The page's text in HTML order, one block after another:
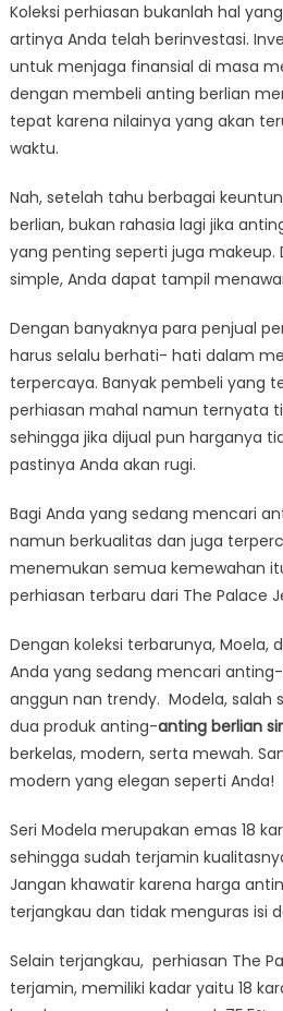
Koleksi perhiasan bukanlah hal
artinya Anda telah berinvestasi.
untuk menjaga finansial di masa
dengan membeli anting berlian
tepat karena nilainya yang akan
waktu.
Nah, setelah tahu berbagai
berlian, bukan rahasia lagi jika
yang penting seperti juga makeup.
simple, Anda dapat tampil
Dengan banyaknya para penjual
harus selalu berhati- hati dalam
terpercaya. Banyak pembeli yang
perhiasan mahal namun ternyata
sehingga jika dijual pun harganya
pastinya Anda akan rugi.
Bagi Anda yang sedang mencari
namun berkualitas dan juga
menemukan semua kemewahan
perhiasan terbaru dari The Palace
Dengan koleksi terbarunya, Moela,
Anda yang sedang mencari
anggun nan trendy. Modela, salah
dua produk anting-anting berlian
berkelas, modern, serta mewah.
modern yang elegan seperti Anda!
Seri Modela merupakan emas 18
sehingga sudah terjamin
Jangan khawatir karena harga
terjangkau dan tidak menguras isi
Selain terjangkau, perhiasan The
terjamin, memiliki kadar yaitu 18